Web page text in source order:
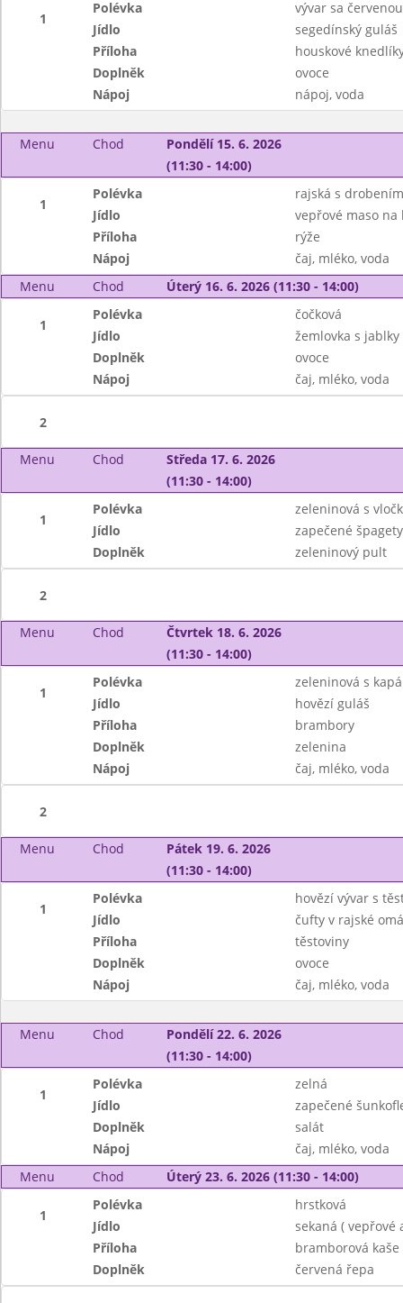
1
Polévka
vývar sa
Jídlo
segedínský guláš
Příloha
houskové
Doplněk
ovoce
Nápoj
nápoj, voda
Menu Chod
Pondělí 15. 6. 2026
(11:30 - 14:00)
1
Polévka
rajská s drobením
Jídlo
vepřové maso na
Příloha
rýže
Nápoj
čaj, mléko, voda
Menu
Chod Úterý 16. 6. 2026 (11:30 - 14:00)
1
Polévka
čočková
Jídlo
žemlovka s
Doplněk
ovoce
Nápoj
čaj, mléko, voda
2
Menu Chod
Středa 17. 6. 2026
(11:30 - 14:00)
1
Polévka
zeleninová s
Jídlo
zapečené
Doplněk
zeleninový pult
2
Menu Chod
Čtvrtek 18. 6. 2026
(11:30 - 14:00)
1
Polévka
zeleninová s
Jídlo
hovězí guláš
Příloha
brambory
Doplněk
zelenina
Nápoj
čaj, mléko, voda
2
Menu Chod
Pátek 19. 6. 2026
(11:30 - 14:00)
1
Polévka
hovězí vývar s
Jídlo
čufty v rajské
Příloha
těstoviny
Doplněk
ovoce
Nápoj
čaj, mléko, voda
Menu Chod
Pondělí 22. 6. 2026
(11:30 - 14:00)
1
Polévka
zelná
Jídlo
zapečené
Doplněk
salát
Nápoj
čaj, mléko, voda
Menu
Chod Úterý 23. 6. 2026 (11:30 - 14:00)
1
Polévka
hrstková
Jídlo
sekaná ( vepřové
Příloha
bramborová kaše
Doplněk
červená řepa